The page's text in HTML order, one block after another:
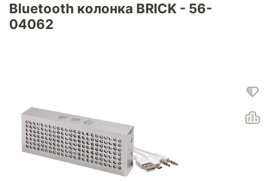
Bluetooth колонка BRICK - 56-
04062